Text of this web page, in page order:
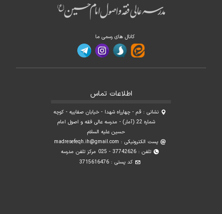
کانال های رسمی ما
اطلاعات تماس
نشانی : قم - چهارراه شهدا - خیابان صفاییه - کوچه
شماره 22 (آمار) - مدرسه عالی فقه و اصول امام
حسین علیه السلام
پست الکترونیکی : madresefeqh.ih@gmail.com
تلفن : 37742626 - 025 مرکز تلفن مدرسه
کد پستی : 3715616476